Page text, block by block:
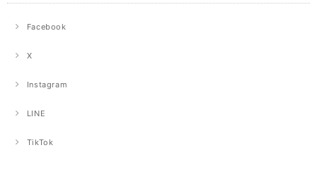
Facebook
X
Instagram
LINE
TikTok